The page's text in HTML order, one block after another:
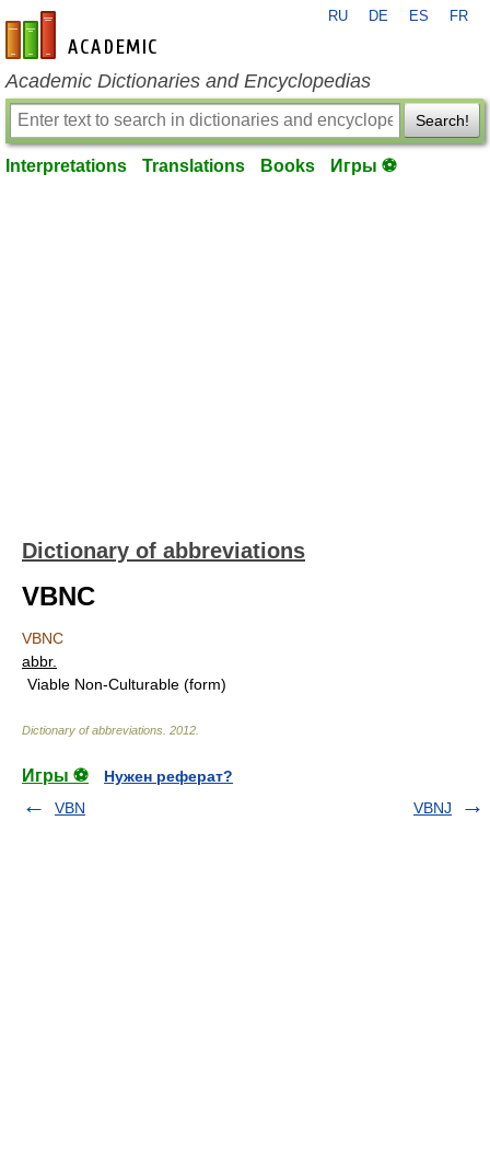
en-academic.com
RU DE ES FR
Academic Dictionaries and Encyclopedias
Search!
Interpretations Translations Books Игры ⚽
Dictionary of abbreviations
VBNC
VBNC
abbr.
Viable Non-Culturable (form)
Dictionary of abbreviations 2012
Игры ⚽
Нужен реферат?
VBN
VBNJ